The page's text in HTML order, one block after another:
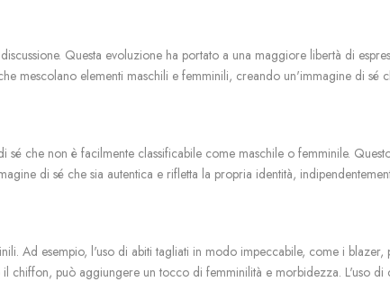
Questa evoluzione ha portato a una maggiore libertà di
mescolano elementi maschili e femminili, creando un'immagine di sé
che non è facilmente classificabile come maschile o femminile.
di sé che sia autentica e rifletta la propria identità,
Ad esempio, l'uso di abiti tagliati in modo impeccabile, come i blazer,
chiffon, può aggiungere un tocco di femminilità e morbidezza. L'uso